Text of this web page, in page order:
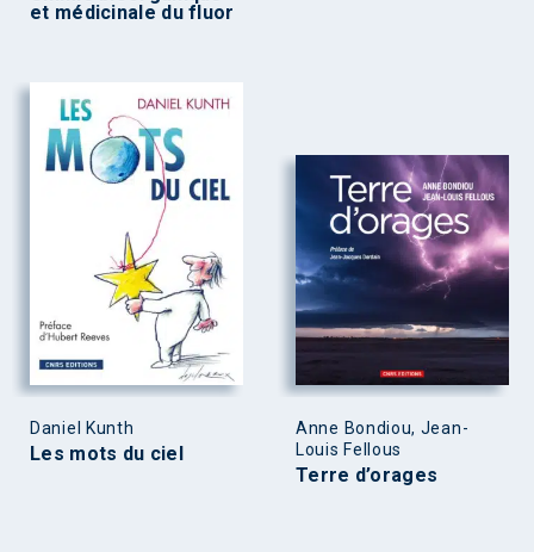
et médicinale du fluor
Daniel Kunth
Les mots du ciel
Anne Bondiou, Jean-
Louis Fellous
Terre d’orages